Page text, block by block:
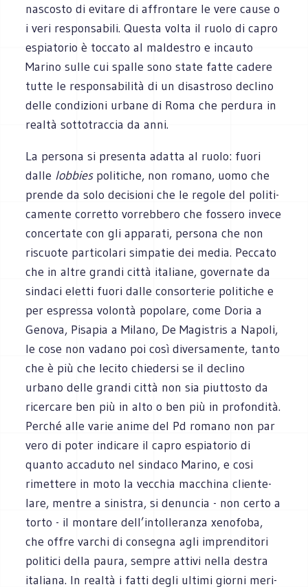
nasco­sto di evi­tare di affron­tare le vere cause o
i veri respon­sa­bili. Que­sta volta il ruolo di capro
espia­to­rio è toc­cato al mal­de­stro e incauto
Marino sulle cui spalle sono state fatte cadere
tutte le respon­sa­bi­lità di un disa­stroso declino
delle con­di­zioni urbane di Roma che per­dura in
realtà sot­to­trac­cia da anni.
La per­sona si pre­senta adatta al ruolo: fuori
dalle lob­biespoli­ti­che, non romano, uomo che
prende da solo deci­sioni che le regole del poli­ti­
ca­mente cor­retto vor­reb­bero che fos­sero invece
con­cer­tate con gli appa­rati, per­sona che non
riscuote par­ti­co­lari sim­pa­tie dei media. Pec­cato
che in altre grandi città ita­liane, gover­nate da
sin­daci eletti fuori dalle con­sor­te­rie poli­ti­che e
per espressa volontà popo­lare, come Doria a
Genova, Pisa­pia a Milano, De Magi­stris a Napoli,
le cose non vadano poi così diver­sa­mente, tanto
che è più che lecito chie­dersi se il declino
urbano delle grandi città non sia piut­to­sto da
ricer­care ben più in alto o ben più in pro­fon­dità.
Per­ché alle varie anime del Pd romano non par
vero di poter indi­care il capro espia­to­rio di
quanto acca­duto nel sin­daco Marino, e cosi
rimet­tere in moto la vec­chia mac­china clien­te­
lare, men­tre a sini­stra, si denun­cia - non certo a
torto - il mon­tare dell’intolleranza xeno­foba,
che offre var­chi di con­se­gna agli impren­di­tori
poli­tici della paura, sem­pre attivi nella destra
ita­liana. In realtà i fatti degli ultimi giorni meri­